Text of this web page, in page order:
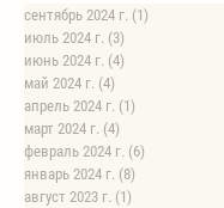
сентябрь 2024 г. (1)
июль 2024 г. (3)
июнь 2024 г. (4)
май 2024 г. (4)
апрель 2024 г. (1)
март 2024 г. (4)
февраль 2024 г. (6)
январь 2024 г. (8)
август 2023 г. (1)